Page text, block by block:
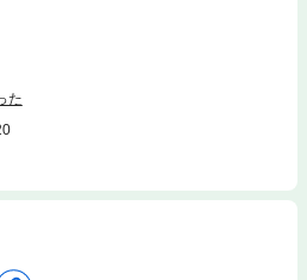
して、杏奈は自らの因縁と決着をつける
、再会から始まる物語。
た